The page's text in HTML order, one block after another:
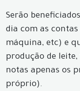
Serão
dia com as
máquina, etc) e
produção de leite,
notas apenas os
próprio).